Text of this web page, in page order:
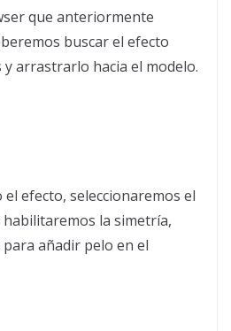
que anteriormente
buscar el efecto
y arrastrarlo hacia el modelo.
el efecto, seleccionaremos el
habilitaremos la simetría,
añadir pelo en el